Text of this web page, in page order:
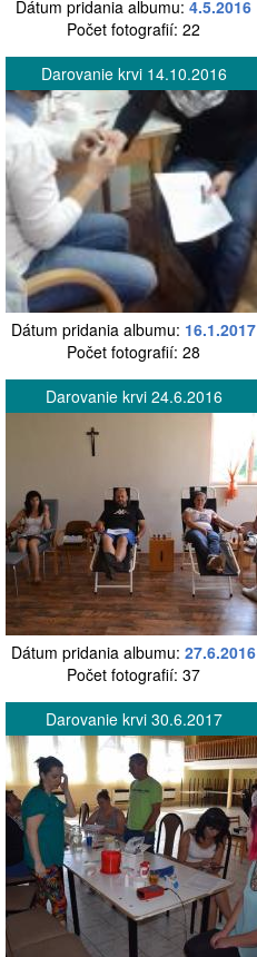
Dátum pridania albumu:4.5.2016
Počet fotografií: 22
Darovanie krvi 14.10.2016
Dátum pridania albumu: 16.1.2017
Počet fotografií: 28
Darovanie krvi 24.6.2016
Dátum pridania albumu:27.6.2016
Počet fotografií: 37
Darovanie krvi 30.6.2017